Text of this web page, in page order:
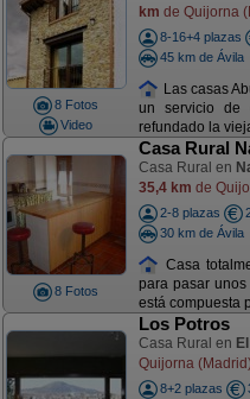
8 Fotos
Video
km de Quijorna
8-16+4 plazas
45 km de Ávila
Las casas
un servicio de
refundado la
8 Fotos
Casa Rural
Casa Rural en
35,4 km de
2-8 plazas
30 km de Ávila
Casa
para pasar
está compuesta
Los Potros
Casa Rural en
Quijorna (Madrid)
8+2 plazas